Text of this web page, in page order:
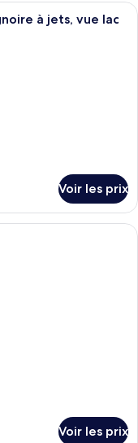
à quatre poteaux,
à jets, vue lac
Voir les prix
une couvre-lit verte,
Voir les prix